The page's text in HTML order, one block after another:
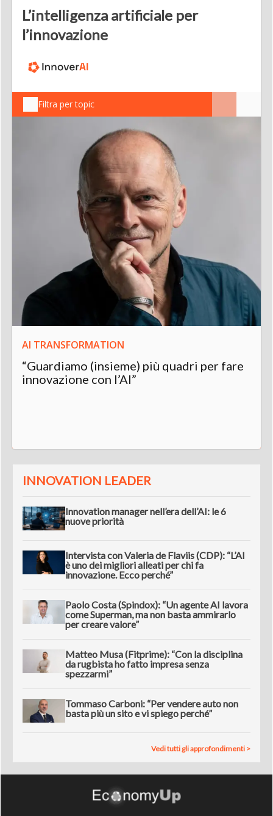
L’intelligenza artificiale per
l’innovazione
Filtra per topic
AI TRANSFORMATION
“Guardiamo (insieme) più quadri per fare
innovazione con l’AI”
INNOVATION LEADER
Innovation manager nell’era dell’AI: le 6
nuove priorità
Intervista con Valeria de Flaviis (CDP): “L’AI
è uno dei migliori alleati per chi fa
innovazione. Ecco perché”
Paolo Costa (Spindox): “Un agente AI lavora
come Superman, ma non basta ammirarlo
per creare valore”
Matteo Musa (Fitprime): “Con la disciplina
da rugbista ho fatto impresa senza
spezzarmi”
Tommaso Carboni: “Per vendere auto non
basta più un sito e vi spiego perché”
Vedi tutti gli approfondimenti >